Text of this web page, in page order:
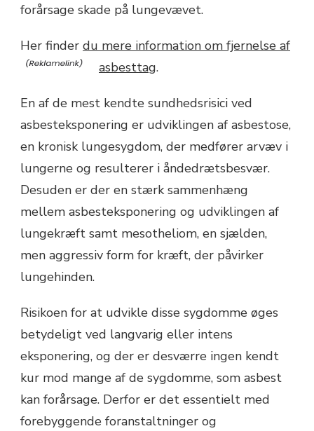
forårsage skade på lungevævet.
Her finder du mere information om fjernelse af
asbesttag.
En af de mest kendte sundhedsrisici ved
asbesteksponering er udviklingen af asbestose,
en kronisk lungesygdom, der medfører arvæv i
lungerne og resulterer i åndedrætsbesvær.
Desuden er der en stærk sammenhæng
mellem asbesteksponering og udviklingen af
lungekræft samt mesotheliom, en sjælden,
men aggressiv form for kræft, der påvirker
lungehinden.
Risikoen for at udvikle disse sygdomme øges
betydeligt ved langvarig eller intens
eksponering, og der er desværre ingen kendt
kur mod mange af de sygdomme, som asbest
kan forårsage. Derfor er det essentielt med
forebyggende foranstaltninger og